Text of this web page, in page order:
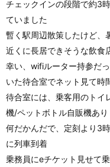
チェックインの段階で約3
ていました
暫く駅周辺散策したけど、
近くに長居できそうな飲食
幸い、wifiルーター持参だ
いた待合室でネット見て時
待合室には、乗客用のトイ
機/ペットボトル自販機あり
何だかんだで、定刻より3
に列車到着
乗務員にeチケット見せて